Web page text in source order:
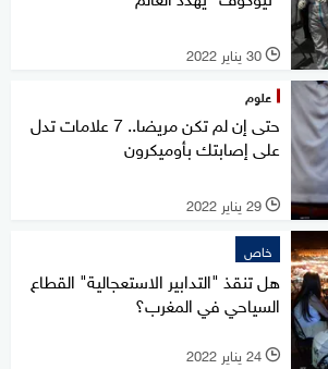
l 30 يناير 2022
علوم
حتى إن لم تكن مريضا.. 7 علامات تدل
على إصابتك بأوميكرون
l 29 يناير 2022
خاص
هل تنقذ "التدابير الاستعجالية" القطاع
السياحي في المغرب؟
l 24 يناير 2022